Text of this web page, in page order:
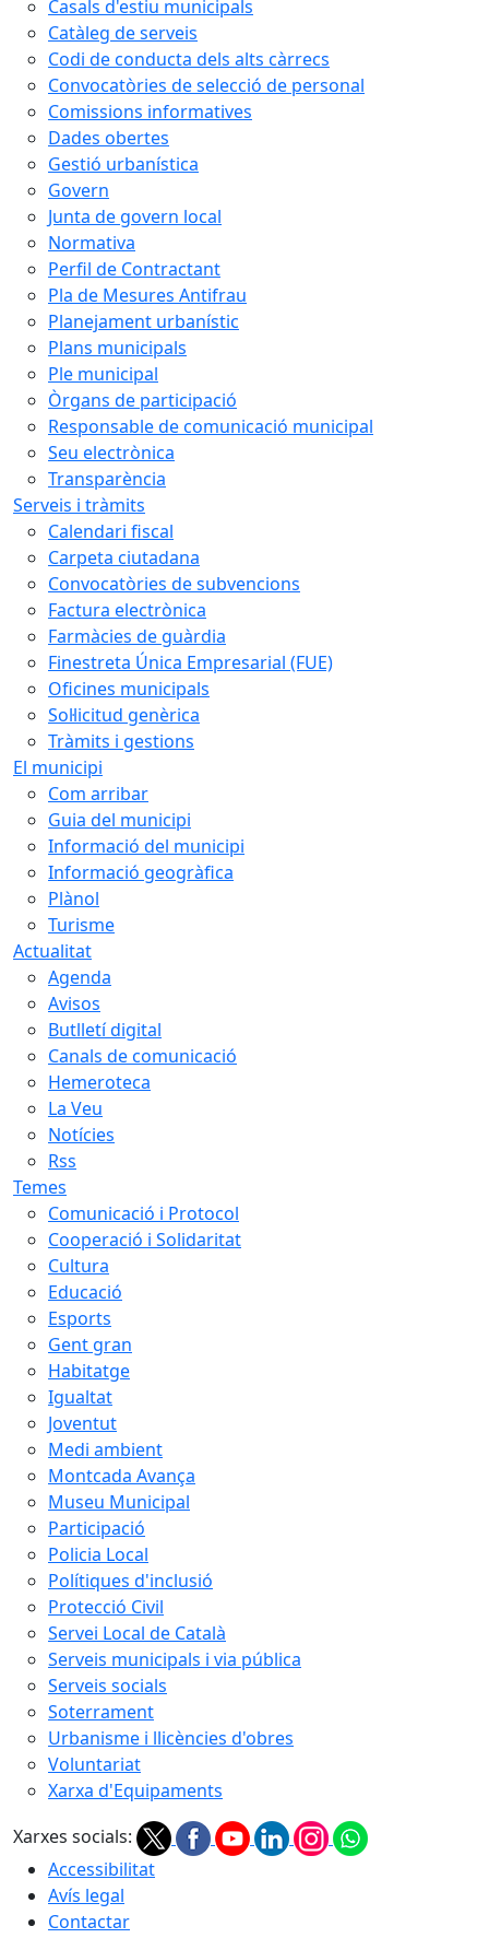
Casals d'estiu municipals
Catàleg de serveis
Codi de conducta dels alts càrrecs
Convocatòries de selecció de personal
Comissions informatives
Dades obertes
Gestió urbanística
Govern
Junta de govern local
Normativa
Perfil de Contractant
Pla de Mesures Antifrau
Planejament urbanístic
Plans municipals
Ple municipal
Òrgans de participació
Responsable de comunicació municipal
Seu electrònica
Transparència
Serveis i tràmits
Calendari fiscal
Carpeta ciutadana
Convocatòries de subvencions
Factura electrònica
Farmàcies de guàrdia
Finestreta Única Empresarial (FUE)
Oficines municipals
Sol·licitud genèrica
Tràmits i gestions
El municipi
Com arribar
Guia del municipi
Informació del municipi
Informació geogràfica
Plànol
Turisme
Actualitat
Agenda
Avisos
Butlletí digital
Canals de comunicació
Hemeroteca
La Veu
Notícies
Rss
Temes
Comunicació i Protocol
Cooperació i Solidaritat
Cultura
Educació
Esports
Gent gran
Habitatge
Igualtat
Joventut
Medi ambient
Montcada Avança
Museu Municipal
Participació
Policia Local
Polítiques d'inclusió
Protecció Civil
Servei Local de Català
Serveis municipals i via pública
Serveis socials
Soterrament
Urbanisme i llicències d'obres
Voluntariat
Xarxa d'Equipaments
Xarxes socials:
Accessibilitat
Avís legal
Contactar